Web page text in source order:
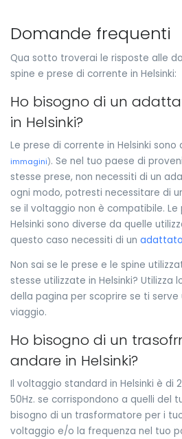
Domande frequenti
Qua sotto troverai le risposte alle
spine e prese di corrente in Helsinki:
Ho bisogno di un
in Helsinki?
Le prese di corrente in Helsinki sono
immagini). Se nel tuo paese di
stesse prese, non necessiti di un
ogni modo, potresti necessitare di
se il voltaggio non è compatibile. Le
Helsinki sono diverse da quelle
questo caso necessiti di un
Non sai se le prese e le spine
stesse utilizzate in Helsinki? Utilizza
della pagina per scoprire se ti
viaggio.
Ho bisogno di un
andare in Helsinki?
Il voltaggio standard in Helsinki è di
50Hz. se corrispondono a quelli del
bisogno di un trasformatore per i
voltaggio e/o la frequenza nel tuo